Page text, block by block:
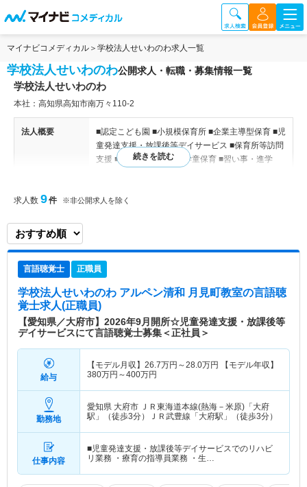
マイナビコメディカル 学校法人せいわのわ求人一覧
学校法人せいわのわ公開求人・転職・募集情報一覧
学校法人せいわのわ
本社：高知県高知市南万々110-2
法人概要
■認定こども園 ■小規模保育所 ■企業主導型保育 ■児
童発達支援・放課後等デイサービス ■保育所等訪問
支援 ■相談支援事業所 ■学童保育 ■習い事・進学
特色
高知県高知市にて地域の子育てを支えている法人で
でを対象とした幅広い教育・福祉サービスを提供さ
域の方々と協働しながら、地域ニーズに応える質の
高い教育・福祉サービスの提供を目指しておられま
す。長年の歴史と経験に基づいた安定した経営基盤
のもと、地域に根ざした活動を通して、子どもたち
の健やかな成長をサポートしています。
求人数 9件 ※非公開求人を除く
言語聴覚士 正職員
学校法人せいわのわ アルペン清和 月見町教室の言語聴
覚士求人(正職員)
【愛知県／大府市】2026年9月開所☆児童発達支援・放課後等
デイサービスにて言語聴覚士募集＜正社員＞
給与
【モデル月収】 26.7万円～28.0万円 【モデル年収】
380万円～400万円
勤務地
愛知県 大府市
ＪＲ東海道本線(熱海－米原)「大府
駅」（徒歩3分）ＪＲ武豊線「大府駅」（徒歩3分）
仕事内容
■児童発達支援・放課後等デイサービスでのリハビ
リ業務 ・療育の指導員業務 ・生…